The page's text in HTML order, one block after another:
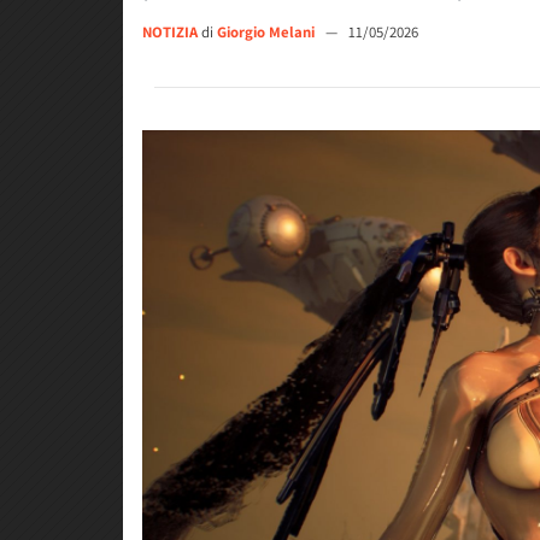
NOTIZIAdi Giorgio Melani — 11/05/2026